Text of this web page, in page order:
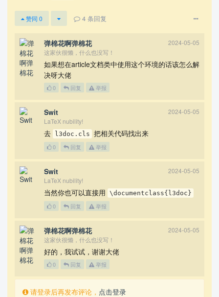
赞同 0 4 条回复
弹棉花啊弹棉花
2024-05-05
这家伙很懒，什么也没写！
如果想在article文档类中使用这个环境的话该怎么解
决呀大佬
0 回复 举报
Swit
2024-05-05
LaTeX nubility!
去 l3doc.cls 把相关代码找出来
0 回复 举报
Swit
2024-05-05
LaTeX nubility!
当然你也可以直接用 \documentclass{l3doc}
0 回复 举报
弹棉花啊弹棉花
2024-05-05
这家伙很懒，什么也没写！
好的，我试试，谢谢大佬
0 回复 举报
请登录后再发布评论， 点击登录